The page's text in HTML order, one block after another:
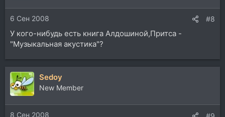
6 Сен 2008 #8
У кого-нибудь есть книга Алдошиной,Притса -
"Музыкальная акустика"?
Sedoy
New Member
8 Сен 2008